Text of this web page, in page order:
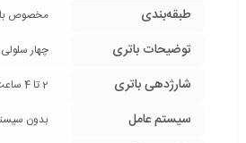
طبقه‌بندی مخصوص
توضیحات باتری چهار سلولی با
شارژدهی باتری 2 تا 4 ساعت ساعت
سیستم عامل بدون